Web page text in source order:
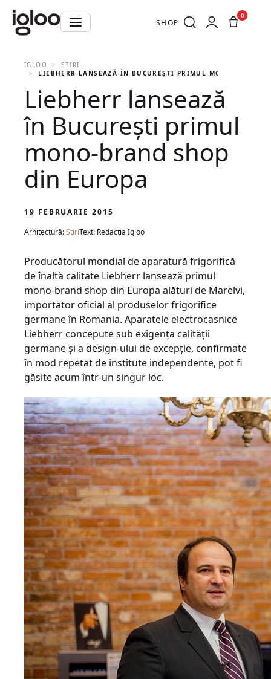
SHOP
0
IGLOO
STIRI
LIEBHERR LANSEAZĂ ÎN BUCUREȘTI PRIMUL MONO-BRAND
Liebherr lansează
în București primul
mono-brand shop
din Europa
19 FEBRUARIE 2015
Arhitectură:StiriText: Redacția Igloo
Producătorul mondial de aparatură frigorifică
de înaltă calitate Liebherr lansează primul
mono-brand shop din Europa alături de Marelvi,
importator oficial al produselor frigorifice
germane în Romania. Aparatele electrocasnice
Liebherr concepute sub exigența calității
germane și a design-ului de excepție, confirmate
în mod repetat de institute independente, pot fi
găsite acum într-un singur loc.